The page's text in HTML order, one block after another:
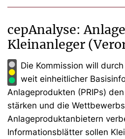
cepAnalyse:
Kleinanleger
Die Kommission will
weit einheitlicher
Anlageprodukten (PRIPs)
stärken und die
Anlageproduktanbietern
Informationsblätter sollen